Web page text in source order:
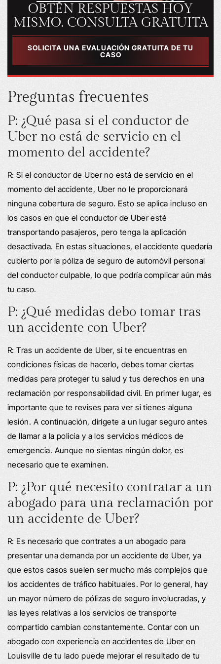
OBTÉN RESPUESTAS HOY
MISMO. CONSULTA GRATUITA
SOLICITA UNA EVALUACIÓN GRATUITA DE TU
CASO
Preguntas frecuentes
P: ¿Qué pasa si el conductor de
Uber no está de servicio en el
momento del accidente?
R: Si el conductor de Uber no está de servicio en el
momento del accidente, Uber no le proporcionará
ninguna cobertura de seguro. Esto se aplica incluso en
los casos en que el conductor de Uber esté
transportando pasajeros, pero tenga la aplicación
desactivada. En estas situaciones, el accidente quedaría
cubierto por la póliza de seguro de automóvil personal
del conductor culpable, lo que podría complicar aún más
tu caso.
P: ¿Qué medidas debo tomar tras
un accidente con Uber?
R: Tras un accidente de Uber, si te encuentras en
condiciones físicas de hacerlo, debes tomar ciertas
medidas para proteger tu salud y tus derechos en una
reclamación por responsabilidad civil. En primer lugar, es
importante que te revises para ver si tienes alguna
lesión. A continuación, dirígete a un lugar seguro antes
de llamar a la policía y a los servicios médicos de
emergencia. Aunque no sientas ningún dolor, es
necesario que te examinen.
P: ¿Por qué necesito contratar a un
abogado para una reclamación por
un accidente de Uber?
R: Es necesario que contrates a un abogado para
presentar una demanda por un accidente de Uber, ya
que estos casos suelen ser mucho más complejos que
los accidentes de tráfico habituales. Por lo general, hay
un mayor número de pólizas de seguro involucradas, y
las leyes relativas a los servicios de transporte
compartido cambian constantemente. Contar con un
abogado con experiencia en accidentes de Uber en
Louisville de tu lado puede mejorar el resultado de tu